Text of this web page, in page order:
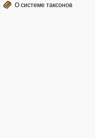
О системе таксонов